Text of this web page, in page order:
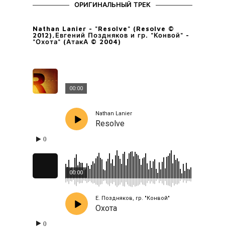
ОРИГИНАЛЬНЫЙ ТРЕК
Nathan Lanier - "Resolve" (Resolve ©
2012),Евгений Поздняков и гр. "Конвой" -
"Охота" (АтакА © 2004)
00:00
Nathan Lanier
Resolve
0
00:00
Е. Поздняков, гр. "Конвой"
Охота
0